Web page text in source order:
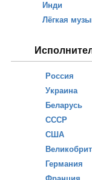
Инди
Лёгкая
Россия
Украина
Беларусь
СССР
США
Германия